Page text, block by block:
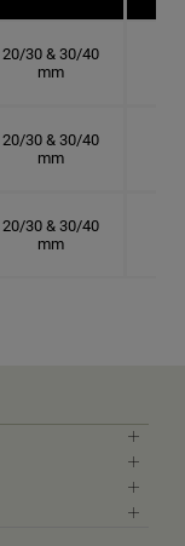
20/30 & 30/40
mm
20/30 & 30/40
mm
20/30 & 30/40
mm